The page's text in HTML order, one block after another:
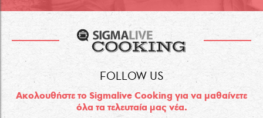
FOLLOW US
Ακολουθήστε το Sigmalive Cooking για να μαθαίνετε
όλα τα τελευταία μας νέα.